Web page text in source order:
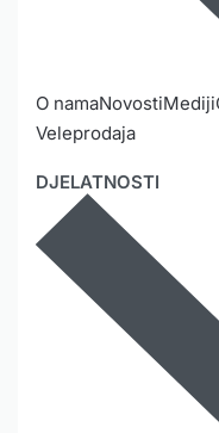
DJELATNOSTI
O namaNovostiMediji
Veleprodaja